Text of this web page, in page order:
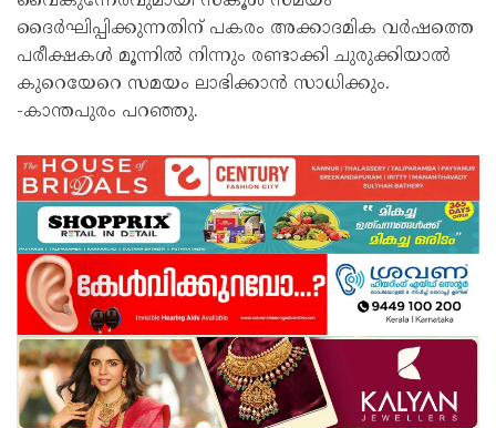
ദൈർഘിപ്പിക്കുന്നതിന് പകരം അക്കാദമിക വർഷത്തെ
പരീക്ഷകൾ മൂന്നിൽ നിന്നും രണ്ടാക്കി ചുരുക്കിയാൽ
കുറെയേറെ സമയം ലാഭിക്കാൻ സാധിക്കും.
-കാന്തപുരം പറഞ്ഞു.